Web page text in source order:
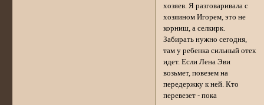
хозяев. Я разговаривала с
хозяином Игорем, это не
корниш, а селкирк.
Забирать нужно сегодня,
там у ребенка сильный отек
идет. Если Лена Эви
возьмет, повезем на
передержку к ней. Кто
перевезет - пока